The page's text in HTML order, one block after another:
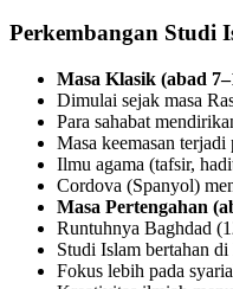
Perkembangan Studi
Masa Klasik (abad
Dimulai sejak masa
Para sahabat
Masa keemasan
Ilmu agama (tafsir,
Cordova (Spanyol)
Masa Pertengahan
Runtuhnya Baghdad
Studi Islam bertahan
Fokus lebih pada